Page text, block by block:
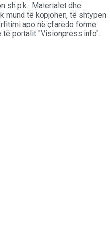
sh.p.k.. Materialet dhe
mund të kopjohen, të shtypen
apo në çfarëdo forme
të portalit "Visionpress.info".